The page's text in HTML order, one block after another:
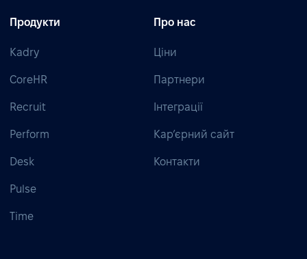
Продукти
Kadry
CoreHR
Recruit
Perform
Desk
Pulse
Time
Про нас
Ціни
Партнери
Інтеграції
Кар’єрний сайт
Контакти